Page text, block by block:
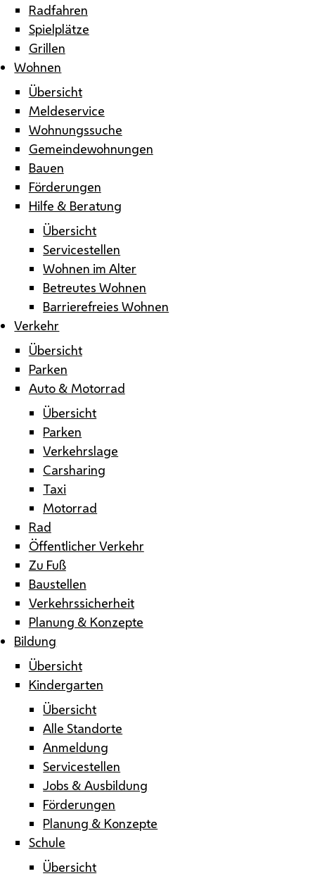
Radfahren
Spielplätze
Grillen
Wohnen
Übersicht
Meldeservice
Wohnungssuche
Gemeindewohnungen
Bauen
Förderungen
Hilfe & Beratung
Übersicht
Servicestellen
Wohnen im Alter
Betreutes Wohnen
Barrierefreies Wohnen
Verkehr
Übersicht
Parken
Auto & Motorrad
Übersicht
Parken
Verkehrslage
Carsharing
Taxi
Motorrad
Rad
Öffentlicher Verkehr
Zu Fuß
Baustellen
Verkehrssicherheit
Planung & Konzepte
Bildung
Übersicht
Kindergarten
Übersicht
Alle Standorte
Anmeldung
Servicestellen
Jobs & Ausbildung
Förderungen
Planung & Konzepte
Schule
Übersicht